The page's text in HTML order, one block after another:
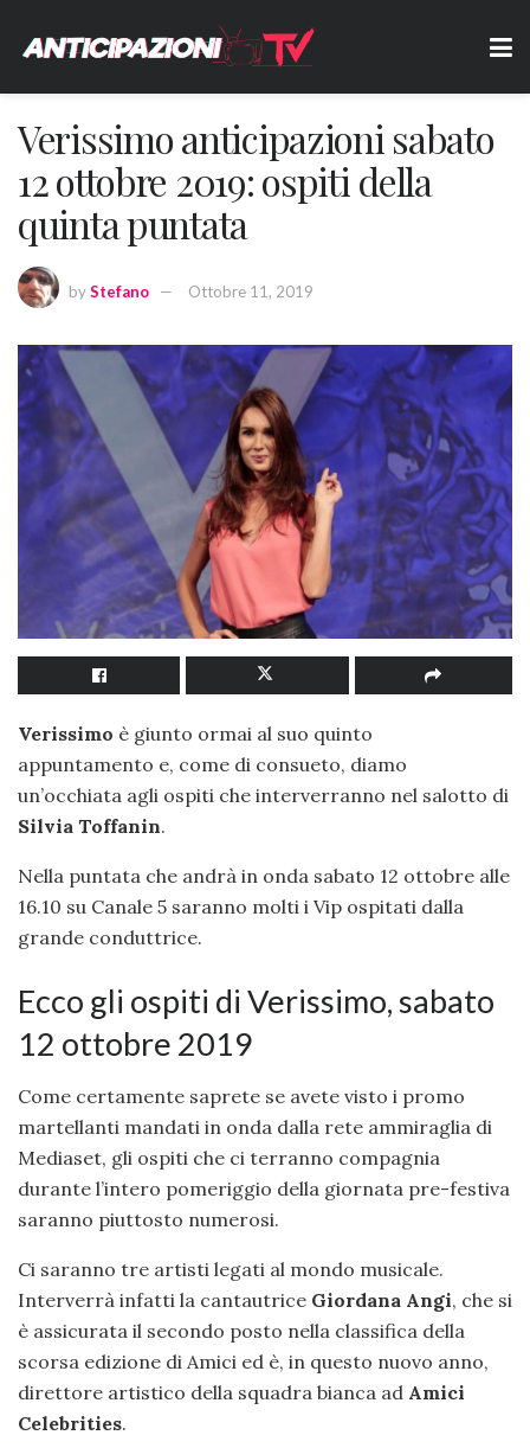
Verissimo anticipazioni sabato
12 ottobre 2019: ospiti della
quinta puntata
byStefano Ottobre 11, 2019
Verissimo è giunto ormai al suo quinto
appuntamento e, come di consueto, diamo
un’occhiata agli ospiti che interverranno nel salotto di
Silvia Toffanin.
Nella puntata che andrà in onda sabato 12 ottobre alle
16.10 su Canale 5 saranno molti i Vip ospitati dalla
grande conduttrice.
Ecco gli ospiti di Verissimo, sabato
12 ottobre 2019
Come certamente saprete se avete visto i promo
martellanti mandati in onda dalla rete ammiraglia di
Mediaset, gli ospiti che ci terranno compagnia
durante l’intero pomeriggio della giornata pre-festiva
saranno piuttosto numerosi.
Ci saranno tre artisti legati al mondo musicale.
Interverrà infatti la cantautrice Giordana Angi, che si
è assicurata il secondo posto nella classifica della
scorsa edizione di Amici ed è, in questo nuovo anno,
direttore artistico della squadra bianca ad Amici
Celebrities.